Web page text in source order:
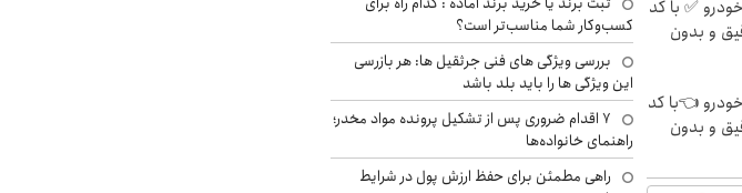
✅ با کد
و بدون
👈با کد
و بدون
کسب‌وکار شما مناسب‌تر است؟
بررسی ویژگی های فنی جرثقیل ها: هر بازرسی
این ویژگی ها را باید بلد باشد
۷ اقدام ضروری پس از تشکیل پرونده مواد مخدر؛
راهنمای خانواده‌ها
راهی مطمئن برای حفظ ارزش پول در شرایط